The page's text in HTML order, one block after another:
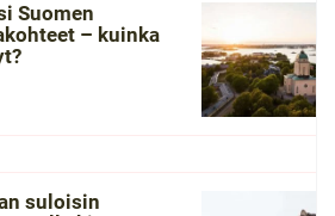
Suomen
– kuinka
suloisin